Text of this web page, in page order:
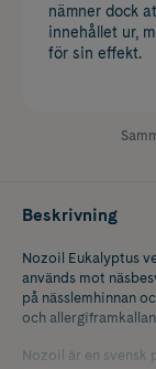
nämner dock
innehållet ur,
för sin effekt.
Beskrivning
Nozoil Eukalyptus
används mot
på nässlemhinnan
och
Nozoil är en